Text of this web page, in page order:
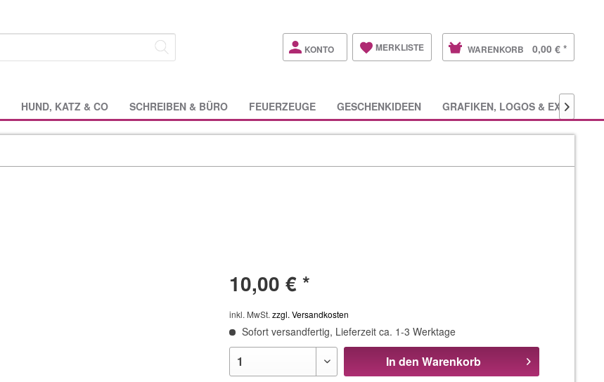
KONTO MERKLISTE WARENKORB 0,00 € *
HUND, KATZ & CO SCHREIBEN & BÜRO FEUERZEUGE GESCHENKIDEEN GRAFIKEN, LOGOS & EXTRAS

10,00 € *
inkl. MwSt.zzgl. Versandkosten
Sofort versandfertig, Lieferzeit ca. 1-3 Werktage
In den Warenkorb